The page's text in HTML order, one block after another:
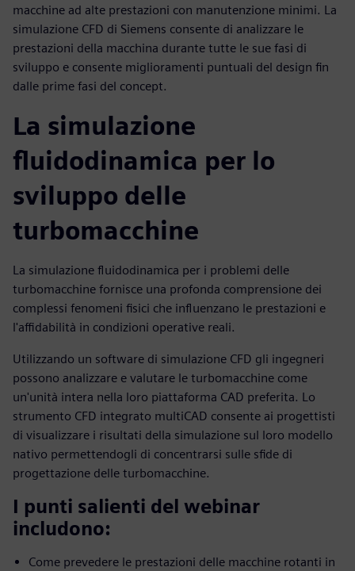
macchine ad alte prestazioni con manutenzione minimi. La
simulazione CFD di Siemens consente di analizzare le
prestazioni della macchina durante tutte le sue fasi di
sviluppo e consente miglioramenti puntuali del design fin
dalle prime fasi del concept.
La simulazione
fluidodinamica per lo
sviluppo delle
turbomacchine
La simulazione fluidodinamica per i problemi delle
turbomacchine fornisce una profonda comprensione dei
complessi fenomeni fisici che influenzano le prestazioni e
l'affidabilità in condizioni operative reali.
Utilizzando un software di simulazione CFD gli ingegneri
possono analizzare e valutare le turbomacchine come
un'unità intera nella loro piattaforma CAD preferita. Lo
strumento CFD integrato multiCAD consente ai progettisti
di visualizzare i risultati della simulazione sul loro modello
nativo permettendogli di concentrarsi sulle sfide di
progettazione delle turbomacchine.
I punti salienti del webinar
includono:
Come prevedere le prestazioni delle macchine rotanti in